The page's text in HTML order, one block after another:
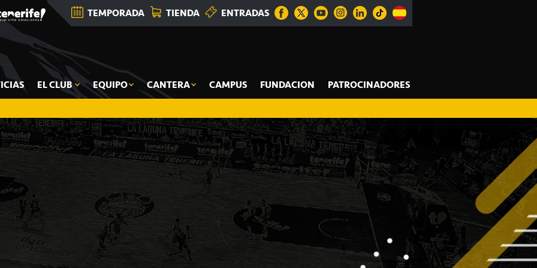
TEMPORADA TIENDA ENTRADAS
EL CLUB EQUIPO CANTERA CAMPUS FUNDACION PATROCINADORES